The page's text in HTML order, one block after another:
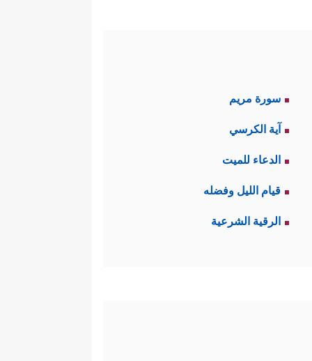
سورة مريم
آية الكرسي
الدعاء للميت
قيام الليل وفضله
الرقية الشرعية